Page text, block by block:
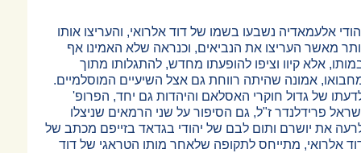
אלעמאדיה נשבעו בשמו של דוד אלרואי, והעריצו אותו
מאשר העריצו את הנביאים, וכנראה שלא האמינו אף
אלא קיוו וציפו להופעתו מחדש, להתגלותו מתוך
אמונה שהיתה רווחת גם אצל השיעיים המוסלמיים.
של גדול חוקרי האסלאם והיהדות גם יחד, הפרופ'
פרידלנדר ז"ל, גם הסיפור על שני הרמאים שניצלו
את יושרם ותום לבם של יהודי בגדאד בזייפם מכתב של
אלרואי, מתייחס לתקופה שלאחר מותו הטראגי של דוד